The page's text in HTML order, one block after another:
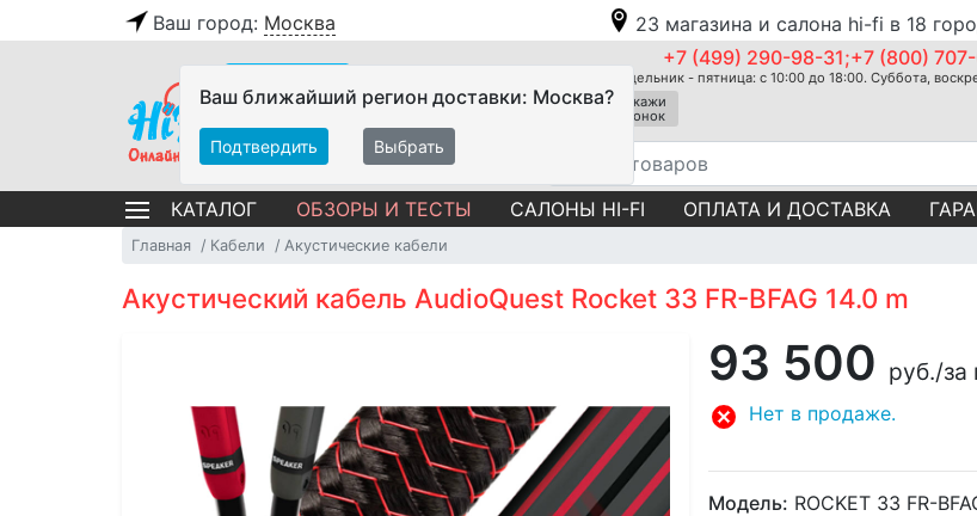
Ваш город: Москва 23 магазина и салона hi-fi в 18
Ваш ближайший регион доставки: Москва?
Подтвердить Выбрать
+7 (499) 290-98-31;+7 (800)
Понедельник - пятница: с 10:00 до 18:00. Суббота,
Закажи
звонок
КАТАЛОГ ОБЗОРЫ И ТЕСТЫ САЛОНЫ HI-FI ОПЛАТА И ДОСТАВКА
Главная Кабели Акустические кабели
Акустический кабель AudioQuest Rocket 33 FR-BFAG 14.0 m
93 500 руб./за
Нет в продаже.
Модель: ROCKET 33 FR-